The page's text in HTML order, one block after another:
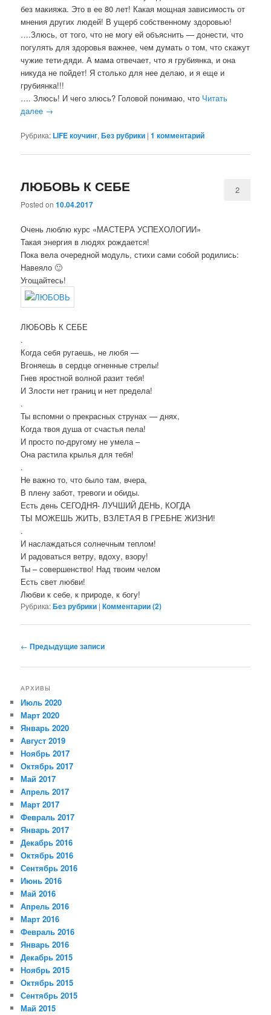
без макияжа. Это в ее 80 лет! Какая мощная зависимость от
мнения других людей! В ущерб собственному здоровью!
….Злюсь, от того, что не могу ей объяснить — донести, что
погулять для здоровья важнее, чем думать о том, что скажут
чужие тети-дяди. А мама отвечает, что я грубиянка, и она
никуда не пойдет! Я столько для нее делаю, и я еще и
грубиянка!!!
…. Злюсь! И чего злюсь? Головой понимаю, что Читать
далее →
Рубрика: LIFE коучинг,Без рубрики |1 комментарий
ЛЮБОВЬ К СЕБЕ
Posted on10.04.2017
2
Очень люблю курс «МАСТЕРА УСПЕХОЛОГИИ»
Такая энергия в людях рождается!
Пока вела очередной модуль, стихи сами собой родились:
Навеяло 🙂
Угощайтесь!
ЛЮБОВЬ К СЕБЕ
.
Когда себя ругаешь, не любя —
Вгоняешь в сердце огненные стрелы!
Гнев яростной волной разит тебя!
И Злости нет границ и нет предела!
.
Ты вспомни о прекрасных струнах — днях,
Когда твоя душа от счастья пела!
И просто по-другому не умела –
Она растила крылья для тебя!
.
Не важно то, что было там, вчера,
В плену забот, тревоги и обиды.
Есть день СЕГОДНЯ- ЛУЧШИЙ ДЕНЬ, КОГДА
ТЫ МОЖЕШЬ ЖИТЬ, ВЗЛЕТАЯ В ГРЕБНЕ ЖИЗНИ!
.
И наслаждаться солнечным теплом!
И радоваться ветру, вдоху, взору!
Ты – совершенство! Над твоим челом
Есть свет любви!
Любви к себе, к природе, к богу!
Рубрика:Без рубрики |Комментарии (2)
Навигация по записям
← Предыдущие записи
АРХИВЫ
Июль 2020
Март 2020
Январь 2020
Август 2019
Ноябрь 2017
Октябрь 2017
Май 2017
Апрель 2017
Март 2017
Февраль 2017
Январь 2017
Декабрь 2016
Октябрь 2016
Сентябрь 2016
Июнь 2016
Май 2016
Апрель 2016
Март 2016
Февраль 2016
Январь 2016
Декабрь 2015
Ноябрь 2015
Октябрь 2015
Сентябрь 2015
Май 2015